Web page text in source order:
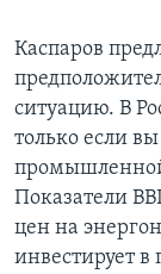
Каспаров
ситуацию. В
только если
промышленной
Показатели
цен на
инвестирует